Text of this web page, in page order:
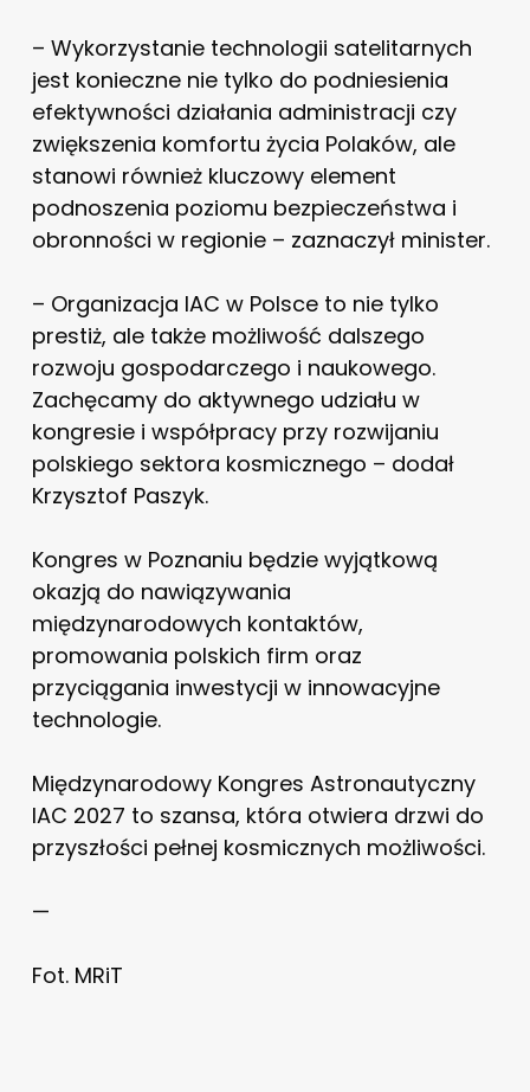
– Wykorzystanie technologii satelitarnych
jest konieczne nie tylko do podniesienia
efektywności działania administracji czy
zwiększenia komfortu życia Polaków, ale
stanowi również kluczowy element
podnoszenia poziomu bezpieczeństwa i
obronności w regionie – zaznaczył minister.
– Organizacja IAC w Polsce to nie tylko
prestiż, ale także możliwość dalszego
rozwoju gospodarczego i naukowego.
Zachęcamy do aktywnego udziału w
kongresie i współpracy przy rozwijaniu
polskiego sektora kosmicznego – dodał
Krzysztof Paszyk.
Kongres w Poznaniu będzie wyjątkową
okazją do nawiązywania
międzynarodowych kontaktów,
promowania polskich firm oraz
przyciągania inwestycji w innowacyjne
technologie.
Międzynarodowy Kongres Astronautyczny
IAC 2027 to szansa, która otwiera drzwi do
przyszłości pełnej kosmicznych możliwości.
—
Fot. MRiT